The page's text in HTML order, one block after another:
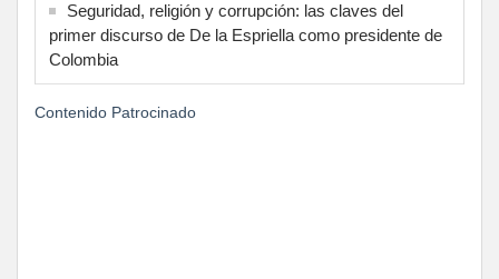
Seguridad, religión y corrupción: las claves del
primer discurso de De la Espriella como presidente de
Colombia
Contenido Patrocinado